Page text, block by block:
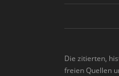
Die zitierten,
freien Quellen